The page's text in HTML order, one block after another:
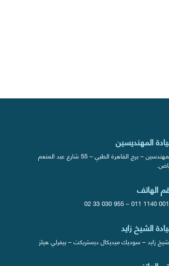
المهنديسين
المهندسين – برج القاهرة الطبي – 55 شارع عبد المنعم
الهاتف
02 33 030 955–011 1140
الشيخ زايد
زايد – سوديك ميديكال ديستريكت – بيفرلي هيلز